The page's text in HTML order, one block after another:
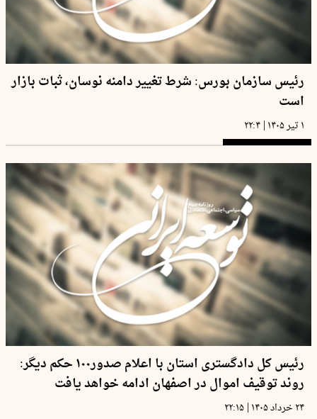
رئیس سازمان بورس: شرط تغییر دامنه نوسان، ثبات بازار
است
۱ تیر ۱۴۰۵ | ۲۲:۴
رئیس کل دادگستری استان با اعلام صدور۱۰۰ حکم دیگر:
روند توقیف اموال در اصفهان ادامه خواهد یافت
۲۴ خرداد ۱۴۰۵ | ۲۲:۱۵